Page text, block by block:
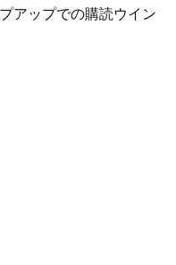
アップでの購読ウイン